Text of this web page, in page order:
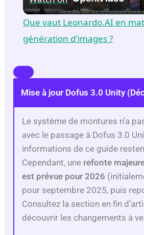
l
V
i
d
e
o
Que vaut Leonardo.AI en
génération d'images ?
Mise à jour Dofus 3.0 Unity
Le système de montures n’a
avec le passage à Dofus 3.0
informations de ce guide
Cependant, une refonte
est prévue pour 2026
pour septembre 2025, puis
Consultez la section en fin
découvrir les changements à